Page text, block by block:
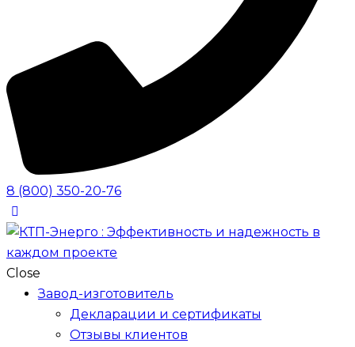
8 (800) 350-20-76
Close
Завод-изготовитель
Декларации и сертификаты
Отзывы клиентов